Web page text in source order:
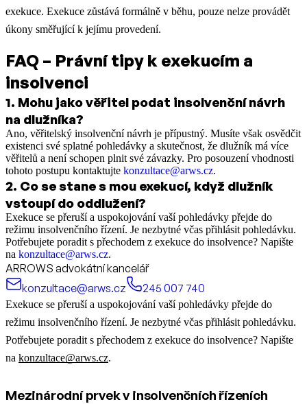
exekuce. Exekuce zůstává formálně v běhu, pouze nelze provádět
úkony směřující k jejímu provedení.
FAQ – Právní tipy k exekucím a
insolvenci
1. Mohu jako věřitel podat insolvenční návrh
na dlužníka?
Ano, věřitelský insolvenční návrh je přípustný. Musíte však osvědčit
existenci své splatné pohledávky a skutečnost, že dlužník má více
věřitelů a není schopen plnit své závazky. Pro posouzení vhodnosti
tohoto postupu kontaktujte konzultace@arws.cz.
2. Co se stane s mou exekucí, když dlužník
vstoupí do oddlužení?
Exekuce se přeruší a uspokojování vaší pohledávky přejde do
režimu insolvenčního řízení. Je nezbytné včas přihlásit pohledávku.
Potřebujete poradit s přechodem z exekuce do insolvence? Napište
na konzultace@arws.cz.
ARROWS advokátní kancelář
konzultace@arws.cz
245 007 740
Exekuce se přeruší a uspokojování vaší pohledávky přejde do
režimu insolvenčního řízení. Je nezbytné včas přihlásit pohledávku.
Potřebujete poradit s přechodem z exekuce do insolvence? Napište
na konzultace@arws.cz.
Mezinárodní prvek v insolvenčních řízeních